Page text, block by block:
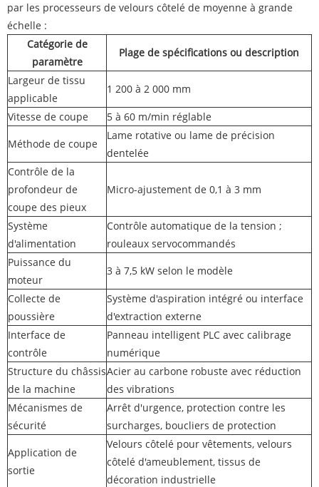
par les processeurs de velours côtelé de moyenne à grande
échelle :
Catégorie de
paramètre
Plage de spécifications ou description
Largeur de tissu
applicable
1 200 à 2 000 mm
Vitesse de coupe
5 à 60 m/min réglable
Méthode de coupe
Lame rotative ou lame de précision
dentelée
Contrôle de la
profondeur de
coupe des pieux
Micro-ajustement de 0,1 à 3 mm
Système
d'alimentation
Contrôle automatique de la tension ;
rouleaux servocommandés
Puissance du
moteur
3 à 7,5 kW selon le modèle
Collecte de
poussière
Système d'aspiration intégré ou interface
d'extraction externe
Interface de
contrôle
Panneau intelligent PLC avec calibrage
numérique
Structure du châssis
de la machine
Acier au carbone robuste avec réduction
des vibrations
Mécanismes de
sécurité
Arrêt d'urgence, protection contre les
surcharges, boucliers de protection
Application de
sortie
Velours côtelé pour vêtements, velours
côtelé d'ameublement, tissus de
décoration industrielle